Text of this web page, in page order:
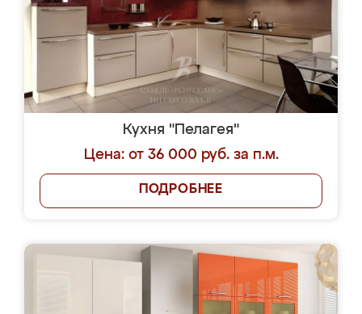
Кухня "Пелагея"
Цена: от 36 000 руб. за п.м.
ПОДРОБНЕЕ